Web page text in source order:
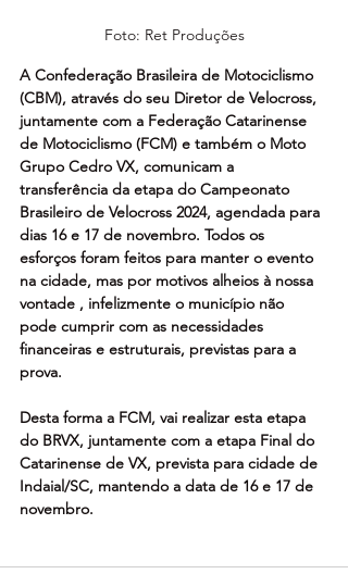
Foto: Ret Produções
A Confederação Brasileira de Motociclismo
(CBM), através do seu Diretor de Velocross,
juntamente com a Federação Catarinense
de Motociclismo (FCM) e também o Moto
Grupo Cedro VX, comunicam a
transferência da etapa do Campeonato
Brasileiro de Velocross 2024, agendada para
dias 16 e 17 de novembro. Todos os
esforços foram feitos para manter o evento
na cidade, mas por motivos alheios à nossa
vontade , infelizmente o município não
pode cumprir com as necessidades
financeiras e estruturais, previstas para a
prova.
Desta forma a FCM, vai realizar esta etapa
do BRVX, juntamente com a etapa Final do
Catarinense de VX, prevista para cidade de
Indaial/SC, mantendo a data de 16 e 17 de
novembro.